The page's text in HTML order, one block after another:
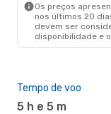
Os preços
nos últimos 20
devem ser
disponibilidade e
Tempo de voo
5 h e 5 m